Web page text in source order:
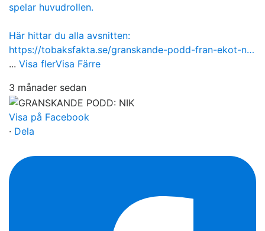
spelar huvudrollen.
Här hittar du alla avsnitten:
https://tobaksfakta.se/granskande-podd-fran-ekot-n…
... Visa flerVisa Färre
3 månader sedan
Visa på Facebook
· Dela